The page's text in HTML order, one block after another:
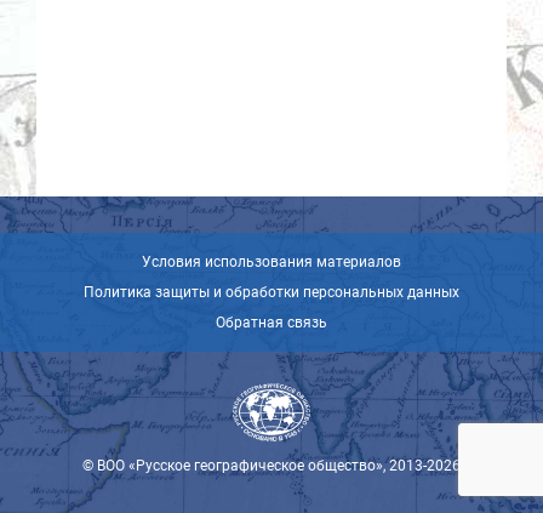
Условия использования материалов
Политика защиты и обработки персональных данных
Обратная связь
© ВОО «Русское географическое общество», 2013-2026